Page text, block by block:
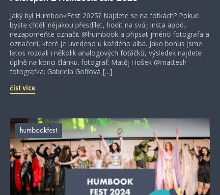
Jaký byl HumbookFest 2025? Najdete se na fotkách? Pokud
byste chtěli nějakou přesdílet, hodit na svůj Insta apod.,
nezapomeňte označit @humbook a připsat jméno fotografa a
označení, které je uvedeno u každého alba. Jako bonus jsme
letos rozdali i několik analogových foťáčků, výsledek najdete
úplně na konci článku. fotograf: Matěj Hošek @mattesh
fotografka: Gabriela Goffová […]
číst více
humbookfest